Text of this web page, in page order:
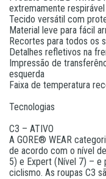
extremamente
Tecido versátil com
Material leve para fácil
Recortes para todos os
Detalhes refletivos na
Impressão de
esquerda
Faixa de temperatura
Tecnologias
C3 – ATIVO
A GORE® WEAR
de acordo com o nível
5) e Expert (Nível 7) – e
ciclismo. As roupas C3